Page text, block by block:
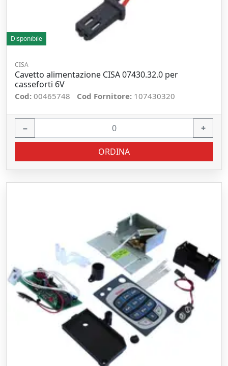
Disponibile
CISA
Cavetto alimentazione CISA 07430.32.0 per
casseforti 6V
Cod: 00465748 Cod Fornitore: 107430320
− +
ORDINA